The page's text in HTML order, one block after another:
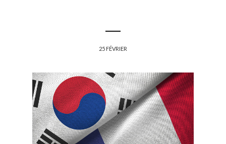
25 FÉVRIER